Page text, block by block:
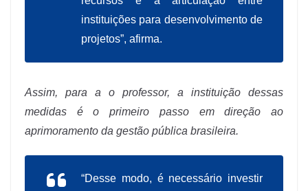
instituições para desenvolvimento de
projetos”, afirma.
Assim, para a o professor, a instituição dessas
medidas é o primeiro passo em direção ao
aprimoramento da gestão pública brasileira.
“Desse modo, é necessário investir